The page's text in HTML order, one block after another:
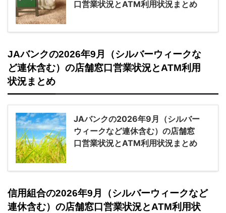
口営業状況とATM利用状況まとめ
JAバンクの2026年9月（シルバーウィークな
ど連休含む）の店舗窓口営業状況とATM利用
状況まとめ
JAバンクの2026年9月（シルバー
ウィークなど連休含む）の店舗窓
口営業状況とATM利用状況まとめ
信用組合の2026年9月（シルバーウィークなど
連休含む）の店舗窓口営業状況とATM利用状